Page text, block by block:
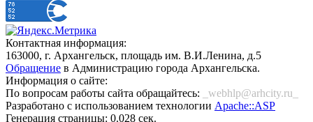
Контактная информация:
163000, г. Архангельск, площадь им. В.И.Ленина, д.5
Обращение в Администрацию города Архангельска.
Информация о сайте:
По вопросам работы сайта обращайтесь:
_webhlp@arhcity.ru_
Разработано с использованием технологии Apache::ASP
Генерация страницы: 0.028 сек.